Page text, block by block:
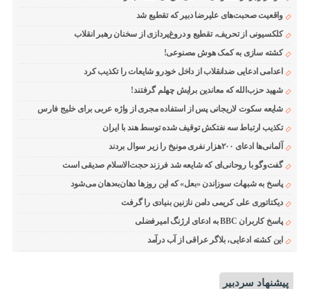
واقعیت صحبت‌های علیرضا دبیر که تقطیع شد
کلکسیونی از تحریف، تقطیع و دروغ‌پردازی از سخنان رهبر انقلاب
کشته سازی به کمک هوش مصنوعی!
اعدامی ادعایی ضدانقلاب از داخل خودرو شایعات را تکذیب کرد
شهید حزب‌الله که معاندین برایش چهلم گرفتند!
شایعه سکوت لاریجانی پس از استفاده مجری از واژه عربی برای خلیج فارس
تکذیب ارتباط سه نفتکش توقیف شده توسط هند با ایران
آلمانی‌ها ادعای ۲۰۰هزار نفری مونیخ را زیر سوال بردند
گفت‌وگو با روحانی‌ای که شایعه شد فرزند حجت‌الاسلام صدیقی است
پاسخ به شبهات سوزاندن «بعل» که این روزها دهان‌به‌دهان می‌شود
دیکتاتوری علی کریمی دامن نازنین بنیادی را گرفت
پاسخ کاربران BBC به ادعای ارژنگ امیرفضلی
این کشته ادعایی، بلاگر عراقی از آب درآمد
پیشنهاد سردبیر